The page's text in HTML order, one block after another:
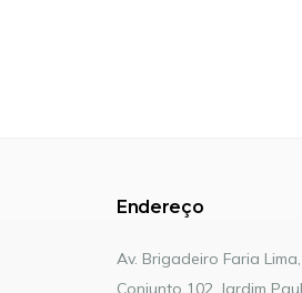
Endereço
Av. Brigadeiro Faria
Conjunto 102, Jardim